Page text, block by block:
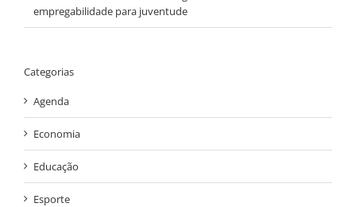
empregabilidade para juventude
Categorias
Agenda
Economia
Educação
Esporte